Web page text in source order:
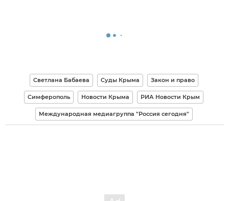
Светлана Бабаева Суды Крыма Закон и право
Симферополь Новости Крыма РИА Новости Крым
Международная медиагруппа "Россия сегодня"